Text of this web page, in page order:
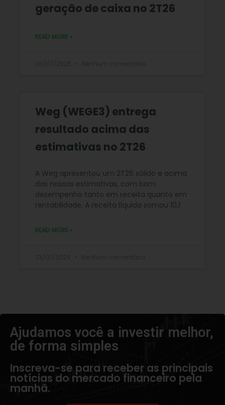
geração de caixa no 2T26
READ MORE »
Weg (WEGE3) entrega
resultado acima das
estimativas no 2T26
A Weg apresentou um 2T26 sólido e acima
das nossas estimativas, com bom
desempenho tanto em receita quanto em
rentabilidade. A receita líquida somou 10,1
READ MORE »
Ajudamos você a investir melhor,
de forma simples​
Inscreva-se para receber as principais
notícias do mercado financeiro pela
manhã.